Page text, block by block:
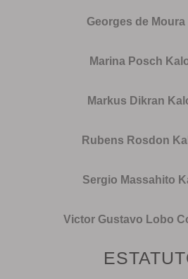
Georges de Moura
Marina Posch
Markus Dikran
Rubens Rosdon
Sergio Massahito
Victor Gustavo Lobo